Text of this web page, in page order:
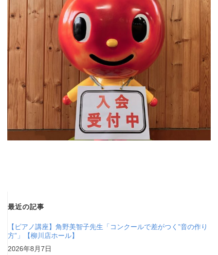
最近の記事
【ピアノ講座】角野美智子先生「コンクールで差がつく”音の作り
方”」【柳川店ホール】
2026年8月7日